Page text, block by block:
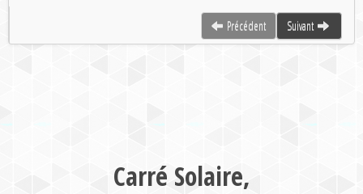
Précédent Suivant
Carré Solaire,